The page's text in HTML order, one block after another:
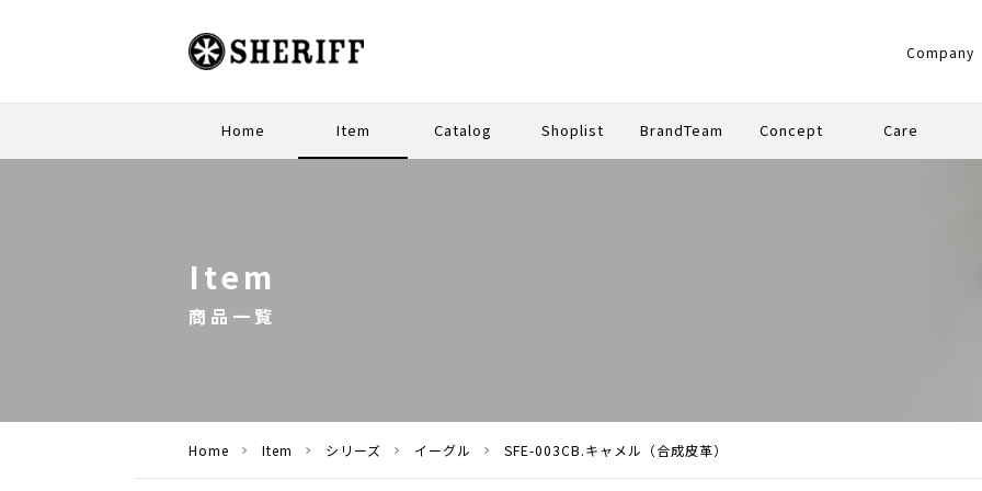
Company
Home Item Catalog Shoplist BrandTeam Concept Care
Item
商品一覧
Home Item シリーズ イーグル SFE-003CB.キャメル（合成皮革）